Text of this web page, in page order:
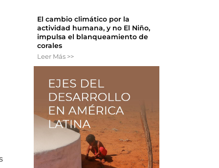
El cambio climático por la
actividad humana, y no El Niño,
impulsa el blanqueamiento de
corales
Leer Más >>